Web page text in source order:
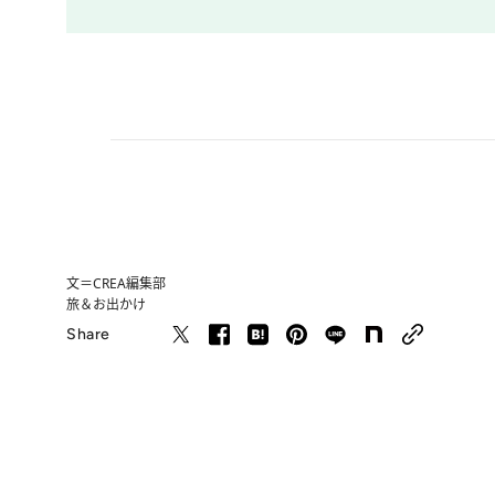
文＝CREA編集部
旅＆お出かけ
Share